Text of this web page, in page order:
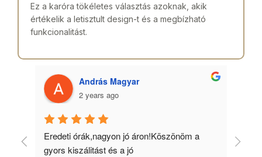
Ez a karóra tökéletes választás azoknak, akik
értékelik a letisztult design-t és a megbízható
funkcionalitást.
András Magyar
2 years ago
Eredeti órák,nagyon jó áron!Köszönöm a
gyors kiszálitást és a jó